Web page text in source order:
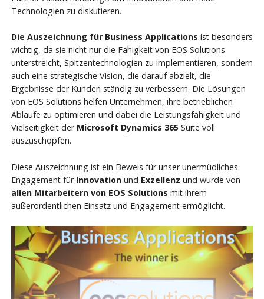
Technologien zu diskutieren.
Die Auszeichnung für Business Applications ist besonders
wichtig, da sie nicht nur die Fähigkeit von EOS Solutions
unterstreicht, Spitzentechnologien zu implementieren, sondern
auch eine strategische Vision, die darauf abzielt, die
Ergebnisse der Kunden ständig zu verbessern. Die Lösungen
von EOS Solutions helfen Unternehmen, ihre betrieblichen
Abläufe zu optimieren und dabei die Leistungsfähigkeit und
Vielseitigkeit der Microsoft Dynamics 365Suite voll
auszuschöpfen.
Diese Auszeichnung ist ein Beweis für unser unermüdliches
Engagement für Innovation und Exzellenz und wurde von
allen Mitarbeitern von EOS Solutions mit ihrem
außerordentlichen Einsatz und Engagement ermöglicht.